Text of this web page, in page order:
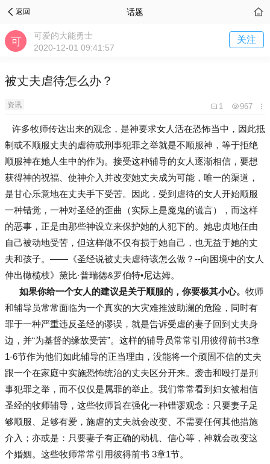
返回 话题
可爱的大能勇士
2020-12-01 09:41:57
关注
被丈夫虐待怎么办？
资讯 1 967
许多牧师传达出来的观念，是神要求女人活在恐怖当中，因此抵
制或不顺服丈夫的虐待或刑事犯罪之举就是不顺服神，等于拒绝
顺服神在她人生中的作为。接受这种辅导的女人逐渐相信，要想
获得神的祝福、使神介入并改变她丈夫成为可能，唯一的渠道，
是甘心乐意地在丈夫手下受苦。因此，受到虐待的女人开始顺服
一种错觉，一种对圣经的歪曲（实际上是魔鬼的谎言），而这样
的恶事，正是由那些神设立来保护她的人犯下的。她忠贞地任由
自己被动地受苦，但这样做不仅有损于她自己，也无益于她的丈
夫和孩子。——《圣经说被丈夫虐待该怎么做？--向困境中的女人
伸出橄榄枝》黛比·普瑞德&罗伯特•尼达姆。
如果你给一个女人的建议是关于顺服的，你要极其小心。 牧师
和辅导员常常面临为一个真实的大灾难推波助澜的危险，同时有
罪于一种严重违反圣经的谬误，就是告诉受虐的妻子回到丈夫身
边，并“为基督的缘故受苦”。这样的辅导员常常引用彼得前书3章
1-6节作为他们如此辅导的正当理由，没能将一个顽固不信的丈夫
跟一个在家庭中实施恐怖统治的丈夫区分开来。袭击和殴打是刑
事犯罪之举，而不仅仅是属罪的举止。我们常常看到妇女被相信
圣经的牧师辅导，这些牧师旨在强化一种错谬观念：只要妻子足
够顺服、足够有爱，施虐的丈夫就会改变、不需要任何其他措施
介入；亦或是：只要妻子有正确的动机、信心等，神就会改变这
个婚姻。这些牧师常常引用彼得前书 3章1节。